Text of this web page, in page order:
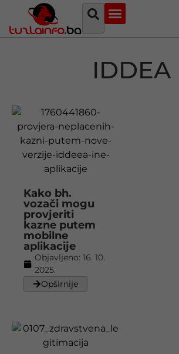
IDDEA
Kako bh.
vozači mogu
provjeriti
kazne putem
mobilne
aplikacije
Objavljeno: 16. 10.
2025.
Opširnije